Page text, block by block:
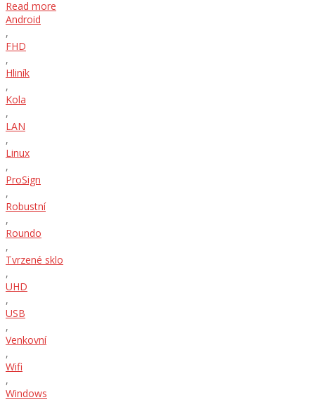
Read more
Android
,
FHD
,
Hliník
,
Kola
,
LAN
,
Linux
,
ProSign
,
Robustní
,
Roundo
,
Tvrzené sklo
,
UHD
,
USB
,
Venkovní
,
Wifi
,
Windows